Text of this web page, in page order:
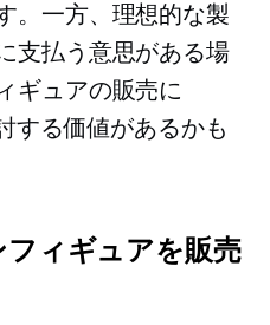
。一方、理想的な製
支払う意思がある場
ギュアの販売に
する価値があるかも
ィギュアを販売